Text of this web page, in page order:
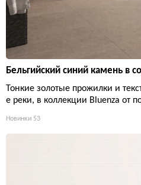
Бельгийский синий камень в
Тонкие золотые прожилки и
е реки, в коллекции Bluenza от
Новинки 53